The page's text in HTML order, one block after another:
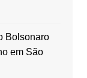
Bolsonaro
em São